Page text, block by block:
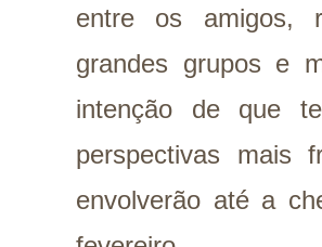
entre os amigos,
grandes grupos e
intenção de que
perspectivas mais
envolverão até a